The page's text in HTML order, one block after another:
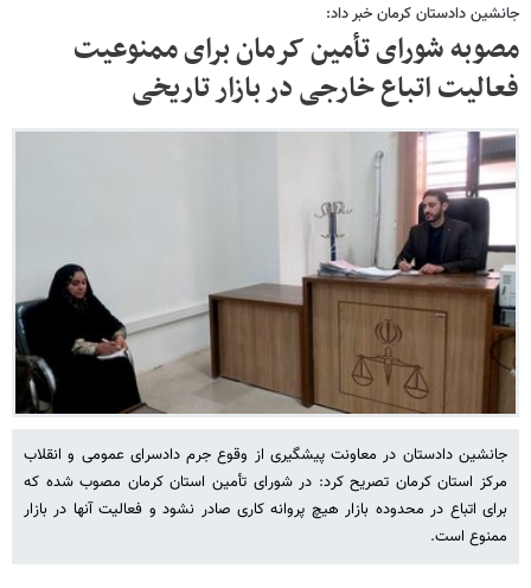
جانشین دادستان کرمان خبر داد:
مصوبه شورای تأمین کرمان برای ممنوعیت
فعالیت اتباع خارجی در بازار تاریخی
جانشین دادستان در معاونت پیشگیری از وقوع جرم دادسرای عمومی و انقلاب
مرکز استان کرمان تصریح کرد: در شورای تأمین استان کرمان مصوب شده که
برای اتباع در محدوده بازار هیچ پروانه کاری صادر نشود و فعالیت آنها در بازار
ممنوع است.